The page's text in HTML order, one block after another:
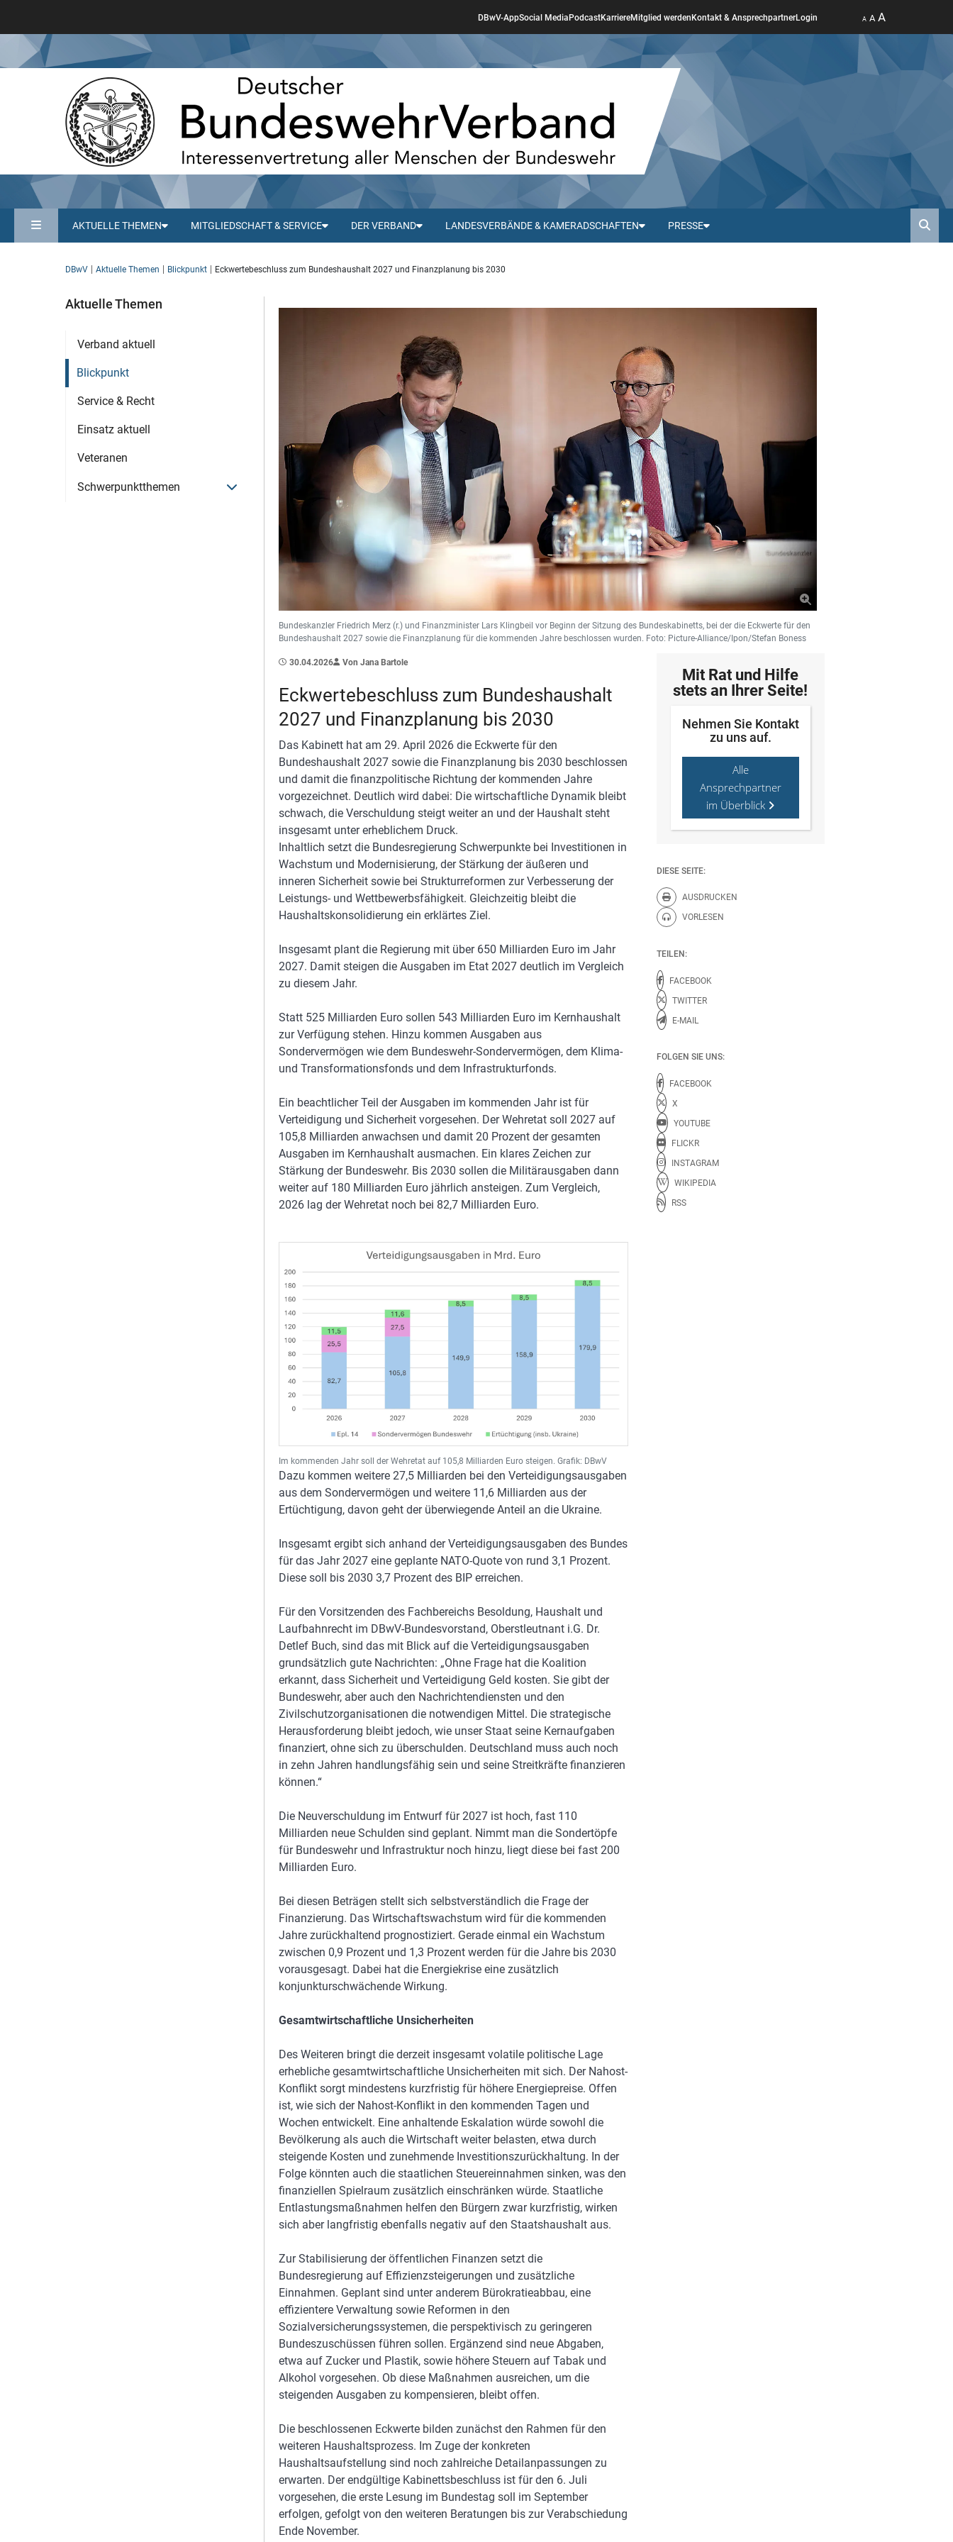
DBwV-AppSocial Media PodcastKarriereMitglied werden Kontakt & AnsprechpartnerLogin A A A
AKTUELLE THEMEN MITGLIEDSCHAFT & SERVICE DER VERBAND LANDESVERBÄNDE & KAMERADSCHAFTEN PRESSE
DBwV Aktuelle Themen Blickpunkt Eckwertebeschluss zum Bundeshaushalt 2027 und Finanzplanung bis 2030
Aktuelle Themen
Verband aktuell
Blickpunkt
Service & Recht
Einsatz aktuell
Veteranen
Schwerpunktthemen
Bundeskanzler Friedrich Merz (r.) und Finanzminister Lars Klingbeil vor Beginn der Sitzung des Bundeskabinetts, bei der die Eckwerte für den
Bundeshaushalt 2027 sowie die Finanzplanung für die kommenden Jahre beschlossen wurden. Foto: Picture-Alliance/Ipon/Stefan Boness
30.04.2026 Von Jana Bartole
Eckwertebeschluss zum Bundeshaushalt
2027 und Finanzplanung bis 2030
Das Kabinett hat am 29. April 2026 die Eckwerte für den
Bundeshaushalt 2027 sowie die Finanzplanung bis 2030 beschlossen
und damit die finanzpolitische Richtung der kommenden Jahre
vorgezeichnet. Deutlich wird dabei: Die wirtschaftliche Dynamik bleibt
schwach, die Verschuldung steigt weiter an und der Haushalt steht
insgesamt unter erheblichem Druck.
Inhaltlich setzt die Bundesregierung Schwerpunkte bei Investitionen in
Wachstum und Modernisierung, der Stärkung der äußeren und
inneren Sicherheit sowie bei Strukturreformen zur Verbesserung der
Leistungs- und Wettbewerbsfähigkeit. Gleichzeitig bleibt die
Haushaltskonsolidierung ein erklärtes Ziel.
Insgesamt plant die Regierung mit über 650 Milliarden Euro im Jahr
2027. Damit steigen die Ausgaben im Etat 2027 deutlich im Vergleich
zu diesem Jahr.
Statt 525 Milliarden Euro sollen 543 Milliarden Euro im Kernhaushalt
zur Verfügung stehen. Hinzu kommen Ausgaben aus
Sondervermögen wie dem Bundeswehr-Sondervermögen, dem Klima-
und Transformationsfonds und dem Infrastrukturfonds.
Ein beachtlicher Teil der Ausgaben im kommenden Jahr ist für
Verteidigung und Sicherheit vorgesehen. Der Wehretat soll 2027 auf
105,8 Milliarden anwachsen und damit 20 Prozent der gesamten
Ausgaben im Kernhaushalt ausmachen. Ein klares Zeichen zur
Stärkung der Bundeswehr. Bis 2030 sollen die Militärausgaben dann
weiter auf 180 Milliarden Euro jährlich ansteigen. Zum Vergleich,
2026 lag der Wehretat noch bei 82,7 Milliarden Euro.
Im kommenden Jahr soll der Wehretat auf 105,8 Milliarden Euro steigen. Grafik: DBwV
Dazu kommen weitere 27,5 Milliarden bei den Verteidigungsausgaben
aus dem Sondervermögen und weitere 11,6 Milliarden aus der
Ertüchtigung, davon geht der überwiegende Anteil an die Ukraine.
Insgesamt ergibt sich anhand der Verteidigungsausgaben des Bundes
für das Jahr 2027 eine geplante NATO-Quote von rund 3,1 Prozent.
Diese soll bis 2030 3,7 Prozent des BIP erreichen.
Für den Vorsitzenden des Fachbereichs Besoldung, Haushalt und
Laufbahnrecht im DBwV-Bundesvorstand, Oberstleutnant i.G. Dr.
Detlef Buch, sind das mit Blick auf die Verteidigungsausgaben
grundsätzlich gute Nachrichten: „Ohne Frage hat die Koalition
erkannt, dass Sicherheit und Verteidigung Geld kosten. Sie gibt der
Bundeswehr, aber auch den Nachrichtendiensten und den
Zivilschutzorganisationen die notwendigen Mittel. Die strategische
Herausforderung bleibt jedoch, wie unser Staat seine Kernaufgaben
finanziert, ohne sich zu überschulden. Deutschland muss auch noch
in zehn Jahren handlungsfähig sein und seine Streitkräfte finanzieren
können.“
Die Neuverschuldung im Entwurf für 2027 ist hoch, fast 110
Milliarden neue Schulden sind geplant. Nimmt man die Sondertöpfe
für Bundeswehr und Infrastruktur noch hinzu, liegt diese bei fast 200
Milliarden Euro.
Bei diesen Beträgen stellt sich selbstverständlich die Frage der
Finanzierung. Das Wirtschaftswachstum wird für die kommenden
Jahre zurückhaltend prognostiziert. Gerade einmal ein Wachstum
zwischen 0,9 Prozent und 1,3 Prozent werden für die Jahre bis 2030
vorausgesagt. Dabei hat die Energiekrise eine zusätzlich
konjunkturschwächende Wirkung.
Gesamtwirtschaftliche Unsicherheiten
Des Weiteren bringt die derzeit insgesamt volatile politische Lage
erhebliche gesamtwirtschaftliche Unsicherheiten mit sich. Der Nahost-
Konflikt sorgt mindestens kurzfristig für höhere Energiepreise. Offen
ist, wie sich der Nahost-Konflikt in den kommenden Tagen und
Wochen entwickelt. Eine anhaltende Eskalation würde sowohl die
Bevölkerung als auch die Wirtschaft weiter belasten, etwa durch
steigende Kosten und zunehmende Investitionszurückhaltung. In der
Folge könnten auch die staatlichen Steuereinnahmen sinken, was den
finanziellen Spielraum zusätzlich einschränken würde. Staatliche
Entlastungsmaßnahmen helfen den Bürgern zwar kurzfristig, wirken
sich aber langfristig ebenfalls negativ auf den Staatshaushalt aus.
Zur Stabilisierung der öffentlichen Finanzen setzt die
Bundesregierung auf Effizienzsteigerungen und zusätzliche
Einnahmen. Geplant sind unter anderem Bürokratieabbau, eine
effizientere Verwaltung sowie Reformen in den
Sozialversicherungssystemen, die perspektivisch zu geringeren
Bundeszuschüssen führen sollen. Ergänzend sind neue Abgaben,
etwa auf Zucker und Plastik, sowie höhere Steuern auf Tabak und
Alkohol vorgesehen. Ob diese Maßnahmen ausreichen, um die
steigenden Ausgaben zu kompensieren, bleibt offen.
Die beschlossenen Eckwerte bilden zunächst den Rahmen für den
weiteren Haushaltsprozess. Im Zuge der konkreten
Haushaltsaufstellung sind noch zahlreiche Detailanpassungen zu
erwarten. Der endgültige Kabinettsbeschluss ist für den 6. Juli
vorgesehen, die erste Lesung im Bundestag soll im September
erfolgen, gefolgt von den weiteren Beratungen bis zur Verabschiedung
Ende November.
Mit Rat und Hilfe
stets an Ihrer Seite!
Nehmen Sie Kontakt
zu uns auf.
Alle
Ansprechpartner
im Überblick
DIESE SEITE:
AUSDRUCKEN
Diese Seite drucken.
VORLESEN
Diese Seite vorlesen.
TEILEN:
FACEBOOK
TWITTER
E-MAIL
FOLGEN SIE UNS:
FACEBOOK
X
YOUTUBE
FLICKR
INSTAGRAM
WIKIPEDIA
RSS